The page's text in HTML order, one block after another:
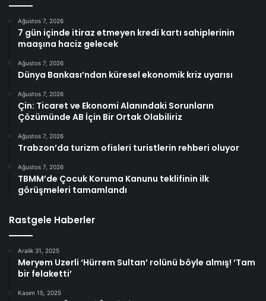
Ağustos 7, 2026
7 gün içinde itiraz etmeyen kredi kartı sahiplerinin
maaşına haciz gelecek
Ağustos 7, 2026
Dünya Bankası’ndan küresel ekonomik kriz uyarısı
Ağustos 7, 2026
Çin: Ticaret ve Ekonomi Alanındaki Sorunların
Çözümünde AB İçin Bir Ortak Olabiliriz
Ağustos 7, 2026
Trabzon’da turizm ofisleri turistlerin rehberi oluyor
Ağustos 7, 2026
TBMM’de Çocuk Koruma Kanunu teklifinin ilk
görüşmeleri tamamlandı
Rastgele Haberler
Aralık 31, 2025
Meryem Uzerli ‘Hürrem Sultan’ rolünü böyle almış! ‘Tam
bir felaketti’
Kasım 15, 2025